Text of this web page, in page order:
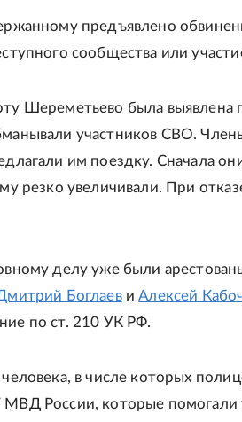
предъявлено
сообщества или
Шереметьево была выявлена
участников СВО.
им поездку. Сначала
резко увеличивали. При
делу уже были
БоглаевиАлексей
по ст. 210 УК РФ.
в числе которых
России, которые помогали